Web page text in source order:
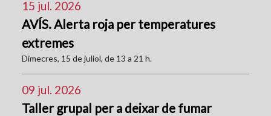
15 jul. 2026
AVÍS. Alerta roja per temperatures
extremes
Dimecres, 15 de juliol, de 13 a 21 h.
09 jul. 2026
Taller grupal per a deixar de fumar